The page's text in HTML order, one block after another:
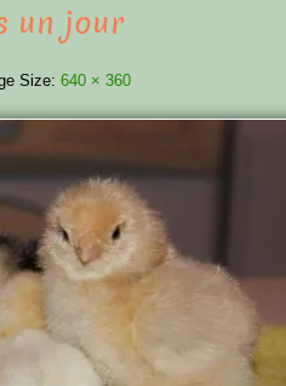
un jour
Size: 640 × 360